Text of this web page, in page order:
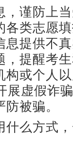
谨防上当
各类志愿
息提供不
，提醒考
或个人
展虚假诈
被骗。
么方式，